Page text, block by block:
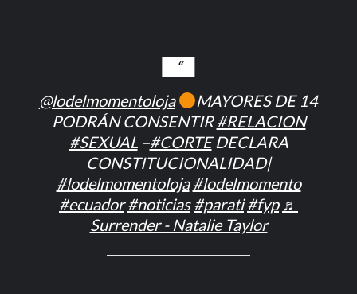
@lodelmomentoloja
MAYORES DE 14
PODRÁN CONSENTIR#RELACION
#SEXUAL –#CORTEDECLARA
CONSTITUCIONALIDAD|
#lodelmomentoloja #lodelmomento
#ecuador #noticias #parati #fyp ♬
Surrender - Natalie Taylor